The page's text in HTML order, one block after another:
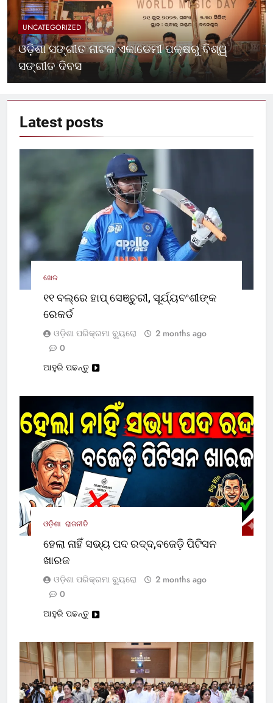
UNCATEGORIZED
ଓଡ଼ିଶା ସଙ୍ଗୀତ ନାଟକ ଏକାଡେମୀ ପକ୍ଷରୁ ବିଶ୍ୱ
ସଙ୍ଗୀତ ଦିବସ
Latest posts
ଖେଳ
୧୧ ବଲ୍‌ରେ ହାପ୍ ସେଞ୍ଚୁରୀ, ସୂର୍ଯ୍ୟବଂଶୀଙ୍କ
ରେକର୍ଡ
ଓଡ଼ିଶା ପରିକ୍ରମା ବ୍ୟୁରୋ
2 months ago
0
ଆହୁରି ପଢନ୍ତୁ
ଓଡ଼ିଶା ରାଜନୀତି
ହେଲା ନାହିଁ ସଭ୍ୟ ପଦ ରଦ୍ଦ,ବଜେଡ଼ି ପିଟିସନ
ଖାରଜ
ଓଡ଼ିଶା ପରିକ୍ରମା ବ୍ୟୁରୋ
2 months ago
0
ଆହୁରି ପଢନ୍ତୁ